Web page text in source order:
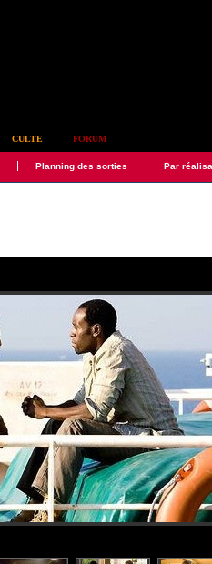
CULTE FORUM
Planning des sorties Par